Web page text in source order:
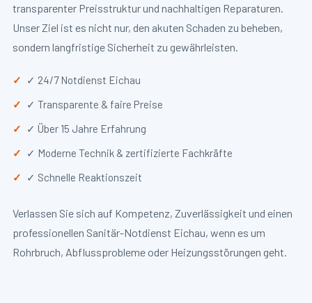
transparenter Preisstruktur und nachhaltigen Reparaturen.
Unser Ziel ist es nicht nur, den akuten Schaden zu beheben,
sondern langfristige Sicherheit zu gewährleisten.
✓ 24/7 Notdienst Eichau
✓ Transparente & faire Preise
✓ Über 15 Jahre Erfahrung
✓ Moderne Technik & zertifizierte Fachkräfte
✓ Schnelle Reaktionszeit
Verlassen Sie sich auf Kompetenz, Zuverlässigkeit und einen
professionellen Sanitär-Notdienst Eichau, wenn es um
Rohrbruch, Abflussprobleme oder Heizungsstörungen geht.